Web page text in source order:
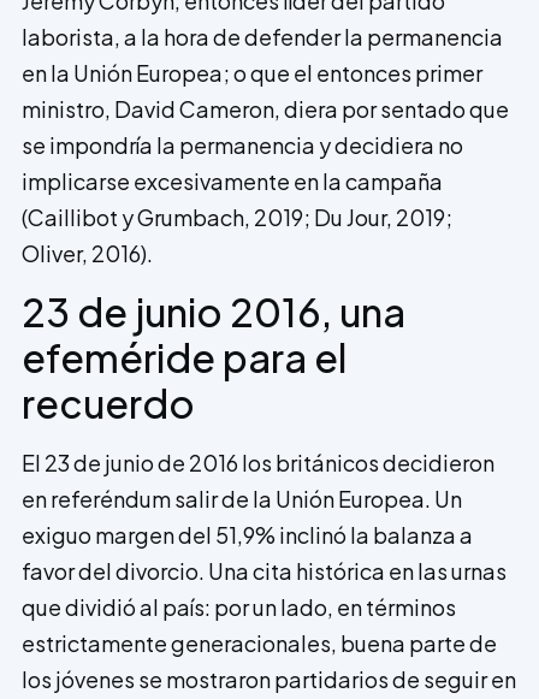
laborista, a la hora de defender la permanencia
en la Unión Europea; o que el entonces primer
ministro, David Cameron, diera por sentado que
se impondría la permanencia y decidiera no
implicarse excesivamente en la campaña
(Caillibot y Grumbach, 2019; Du Jour, 2019;
Oliver, 2016).
23 de junio 2016, una
efeméride para el
recuerdo
El 23 de junio de 2016 los británicos decidieron
en referéndum salir de la Unión Europea. Un
exiguo margen del 51,9% inclinó la balanza a
favor del divorcio. Una cita histórica en las urnas
que dividió al país: por un lado, en términos
estrictamente generacionales, buena parte de
los jóvenes se mostraron partidarios de seguir en